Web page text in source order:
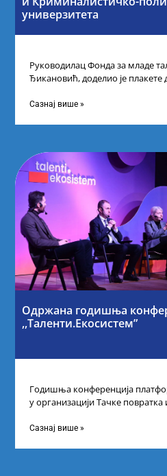
универзитета
Руководилац Фонда за младе
Ђикановић, доделио је
технолошком парку
Сазнај више »
Одржана годишња
,,Таленти.Екосистем”
Годишња конференција
у организацији Тачке повратка
Сазнај више »